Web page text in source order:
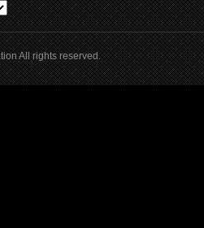
All rights reserved.